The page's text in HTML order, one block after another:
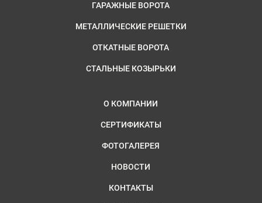
ГАРАЖНЫЕ ВОРОТА
МЕТАЛЛИЧЕСКИЕ РЕШЕТКИ
ОТКАТНЫЕ ВОРОТА
СТАЛЬНЫЕ КОЗЫРЬКИ
О КОМПАНИИ
СЕРТИФИКАТЫ
ФОТОГАЛЕРЕЯ
НОВОСТИ
КОНТАКТЫ